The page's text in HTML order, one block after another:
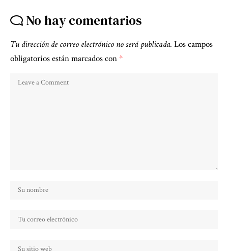
No hay comentarios
Tu dirección de correo electrónico no será publicada. Los campos
obligatorios están marcados con*